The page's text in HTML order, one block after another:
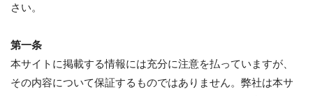
さい。
第一条
本サイトに掲載する情報には充分に注意を払っていますが、
その内容について保証するものではありません。弊社は本サ